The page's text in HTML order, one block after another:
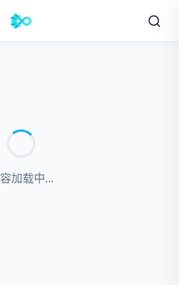
加载中...